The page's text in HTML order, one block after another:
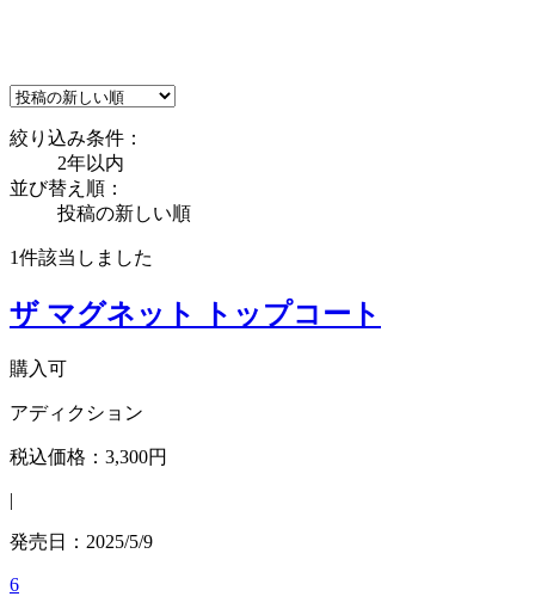
絞り込み条件：
2年以内
並び替え順：
投稿の新しい順
1件該当しました
ザ マグネット トップコート
購入可
アディクション
税込価格：3,300円
|
発売日：2025/5/9
6